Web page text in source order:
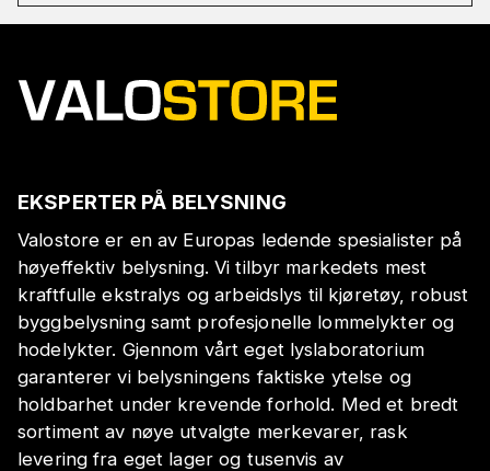
EKSPERTER PÅ BELYSNING
Valostore er en av Europas ledende spesialister på
høyeffektiv belysning. Vi tilbyr markedets mest
kraftfulle ekstralys og arbeidslys til kjøretøy, robust
byggbelysning samt profesjonelle lommelykter og
hodelykter. Gjennom vårt eget lyslaboratorium
garanterer vi belysningens faktiske ytelse og
holdbarhet under krevende forhold. Med et bredt
sortiment av nøye utvalgte merkevarer, rask
levering fra eget lager og tusenvis av